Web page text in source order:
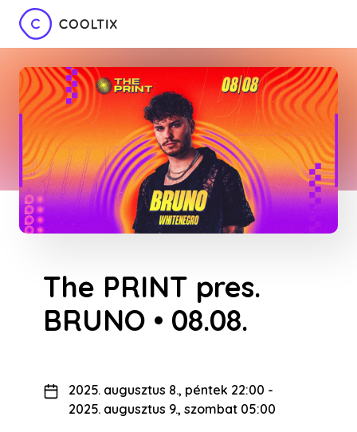
The PRINT pres.
BRUNO • 08.08.
2025. augusztus 8., péntek 22:00 -
2025. augusztus 9., szombat 05:00